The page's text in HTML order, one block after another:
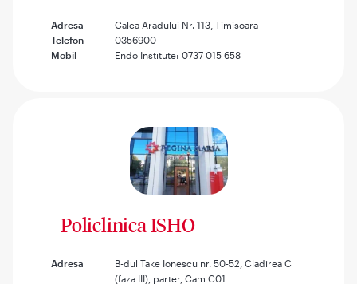
Adresa
Calea Aradului Nr. 113, Timisoara
Telefon
0356900
Mobil
Endo Institute: 0737 015 658
Policlinica ISHO
Adresa
B-dul Take Ionescu nr. 50-52, Cladirea C
(faza III), parter, Cam C01